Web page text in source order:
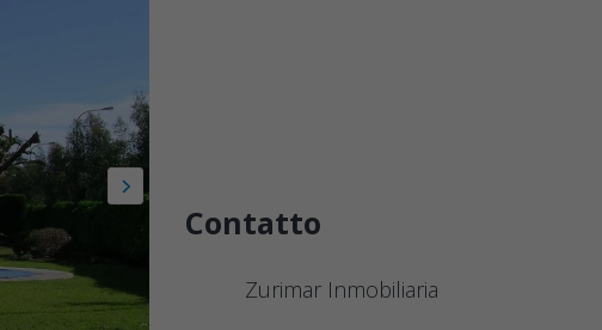
Contatto
Zurimar Inmobiliaria